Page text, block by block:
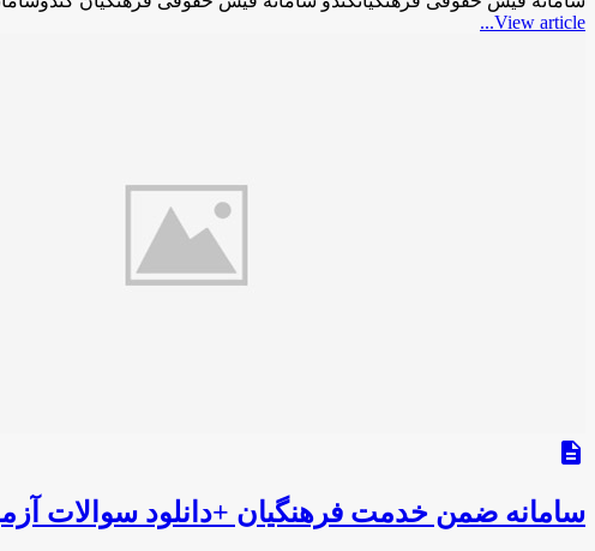
View article...
description
سامانه ضمن خدمت فرهنگیان +دانلود سوالات